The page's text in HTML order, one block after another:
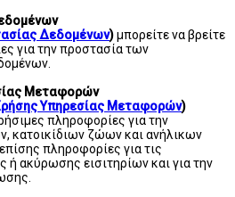
Δεδομένων)μπορείτε να βρείτε
για την προστασία των
Μεταφορών
Υπηρεσίας Μεταφορών)
πληροφορίες για την
κατοικίδιων ζώων και ανήλικων
πληροφορίες για τις
ή ακύρωσης εισιτηρίων και για την